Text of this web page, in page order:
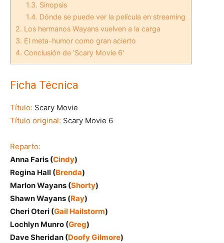
1.3. Sinopsis
1.4. Dónde se puede ver la película en streaming
2. Los hermanos Wayans vuelven a la carga
3. El meta-humor como gran acierto
4. Conclusión de 'Scary Movie 6'
Ficha Técnica
Título: Scary Movie
Título original: Scary Movie 6
Reparto:
Anna Faris (Cindy)
Regina Hall (Brenda)
Marlon Wayans (Shorty)
Shawn Wayans (Ray)
Cheri Oteri (Gail Hailstorm)
Lochlyn Munro (Greg)
Dave Sheridan (Doofy Gilmore)